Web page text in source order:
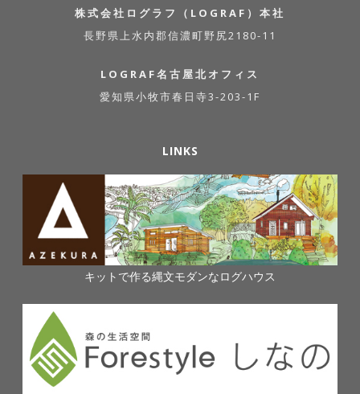
株式会社ログラフ（LOGRAF）本社
長野県上水内郡信濃町野尻2180-11
LOGRAF名古屋北オフィス
愛知県小牧市春日寺3-203-1F
LINKS
キットで作る縄文モダンなログハウス